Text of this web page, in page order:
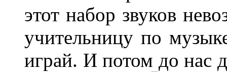
этот набор звуков
учительницу по
играй. И потом до нас